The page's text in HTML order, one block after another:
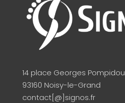
14 place Georges Pompidou
93160 Noisy-le-Grand
contact[@]signos.fr